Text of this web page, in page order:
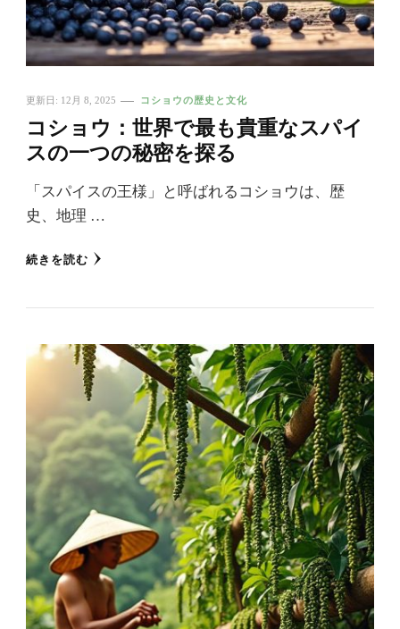
更新日: 12月 8, 2025 コショウの歴史と文化
コショウ：世界で最も貴重なスパイ
スの一つの秘密を探る
「スパイスの王様」と呼ばれるコショウは、歴
史、地理 …
続きを読む